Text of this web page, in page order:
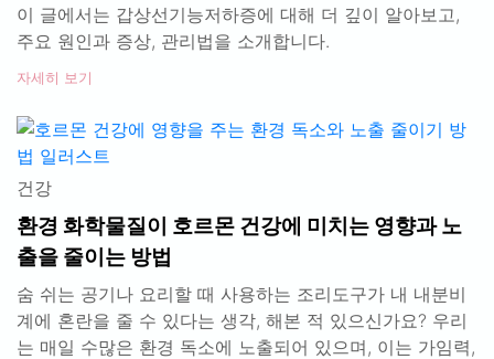
이 글에서는 갑상선기능저하증에 대해 더 깊이 알아보고,
주요 원인과 증상, 관리법을 소개합니다.
자세히 보기
건강
환경 화학물질이 호르몬 건강에 미치는 영향과 노
출을 줄이는 방법
숨 쉬는 공기나 요리할 때 사용하는 조리도구가 내 내분비
계에 혼란을 줄 수 있다는 생각, 해본 적 있으신가요? 우리
는 매일 수많은 환경 독소에 노출되어 있으며, 이는 가임력,